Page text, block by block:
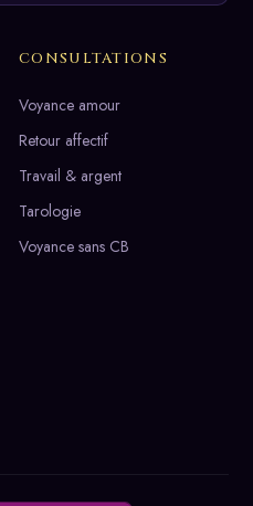
CONSULTATIONS
Voyance amour
Retour affectif
Travail & argent
Tarologie
Voyance sans CB